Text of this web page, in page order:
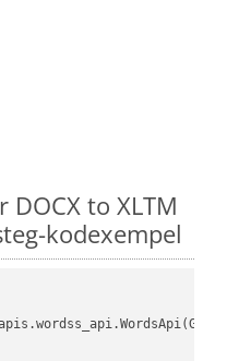
to XLTM
kodexempel